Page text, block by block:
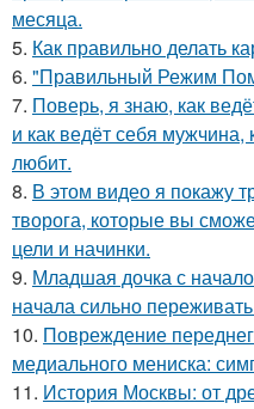
месяца.
5. Как правильно делать
6. "Правильный Режим
7. Поверь, я знаю, как
и как ведёт себя мужчина,
любит.
8. В этом видео я покажу
творога, которые вы
цели и начинки.
9. Младшая дочка с
начала сильно
10. Повреждение
медиального мениска:
11. История Москвы: от